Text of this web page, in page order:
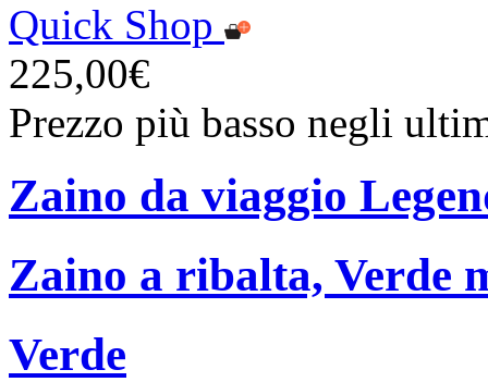
Quick Shop
225,00€
Prezzo più basso negli
Zaino da viaggio
Zaino a ribalta, Verde
Verde